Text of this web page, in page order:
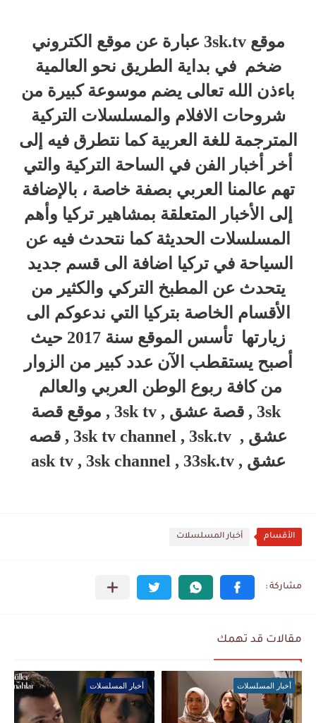
موقع 3sk.tv عبارة عن موقع الكتروني
ضخم في بداية الطريق نحو العالمية
باءذن الله تعالى يضم موسوعة كبيرة من
شروحات الافلام والمسلسلات التركية
المترجمة للغة العربية كما نتطرق فيه إلى
أخر أخبار الفن في الساحة التركية والتي
تهم عالمنا العربي بصفة خاصة ، بالإضافة
إلى الأخبار المتعلقة بمشاهير تركيا وأهم
المسلسلات الحديثة كما نتحدث فيه عن
السياحة في تركيا اضافة الى قسم جديد
يتحدث عن المطبخ التركي والكثير من
الأقسام الخاصة بتركيا التي ندعوكم الى
زيارتها تأسس الموقع سنة 2017 حيث
أصبح يستقطب الآن عدد كبير من الزوار
من كافة ربوع الوطن العربي والعالم
3sk , قصة عشق , 3sk tv , موقع قصة
عشق , 3sk tv channel , 3sk.tv , قصه
عشق , ask tv , 3sk channel , 33sk.tv
الأقسام أخبار المسلسلات
مقالات قد تهمك
أخبار المسلسلات أخبار المسلسلات